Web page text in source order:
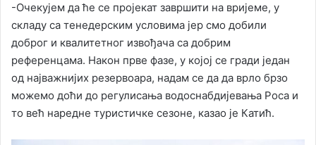
-Очекујем да ће се пројекат завршити на вријеме, у
складу са тенедерским условима јер смо добили
доброг и квалитетног извођача са добрим
референцама. Након прве фазе, у којој се гради један
од најважнијих резервоара, надам се да да врло брзо
можемо доћи до регулисања водоснабдијевања Роса и
то већ наредне туристичке сезоне, казао је Катић.